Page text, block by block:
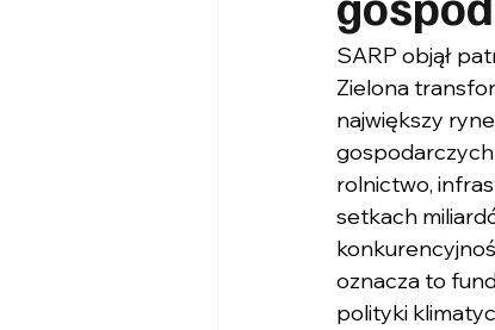
SARP objął
Zielona
największy
rolnictwo,
setkach
oznacza to
polityki